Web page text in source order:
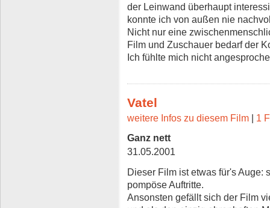
der Leinwand überhaupt
konnte ich von außen nie
Nicht nur eine
Film und Zuschauer bedarf der
Ich fühlte mich nicht
Vatel
weitere Infos zu diesem Film | 1
Ganz nett
31.05.2001
Dieser Film ist etwas für's Auge:
pompöse Auftritte.
Ansonsten gefällt sich der Film